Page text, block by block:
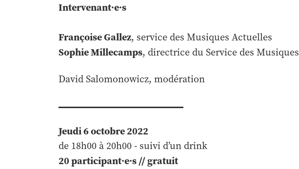
Intervenant·e·s
Françoise Gallez, service des Musiques Actuelles
Sophie Millecamps, directrice du Service des Musiques
David Salomonowicz, modération
Jeudi 6 octobre 2022
de 18h00 à 20h00 - suivi d’un drink
20 participant·e·s // gratuit